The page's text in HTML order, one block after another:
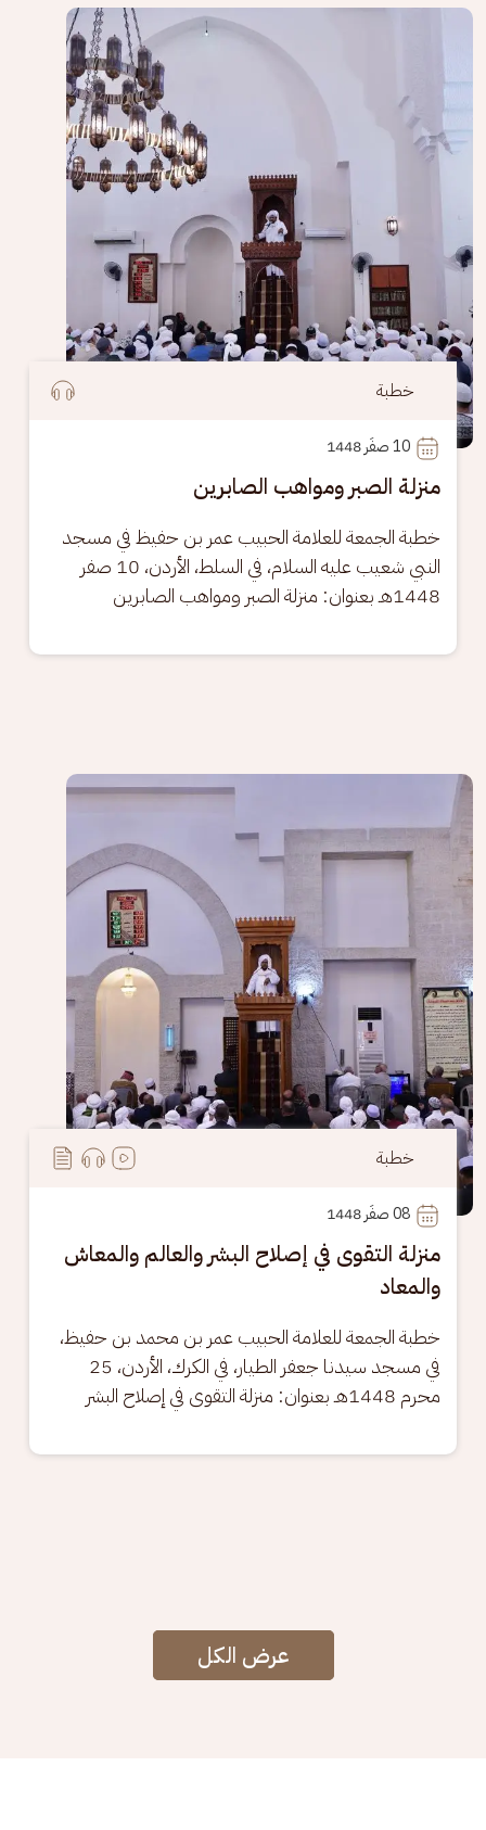
الصورة
خطبة
10
منزلة الصبر ومواهب الصابرين
خطبة الجمعة للعلامة الحبيب عمر بن حفيظ في مسجد
النبي شعيب عليه السلام، في السلط، الأردن، 10 صفر
1448هـ بعنوان: منزلة الصبر ومواهب الصابرين
الصورة
خطبة
08
منزلة التقوى في إصلاح البشر والعالم والمعاش
والمعاد
خطبة الجمعة للعلامة الحبيب عمر بن محمد بن حفيظ،
محرم 1448هـ بعنوان: منزلة التقوى في إصلاح البشر
عرض الكل